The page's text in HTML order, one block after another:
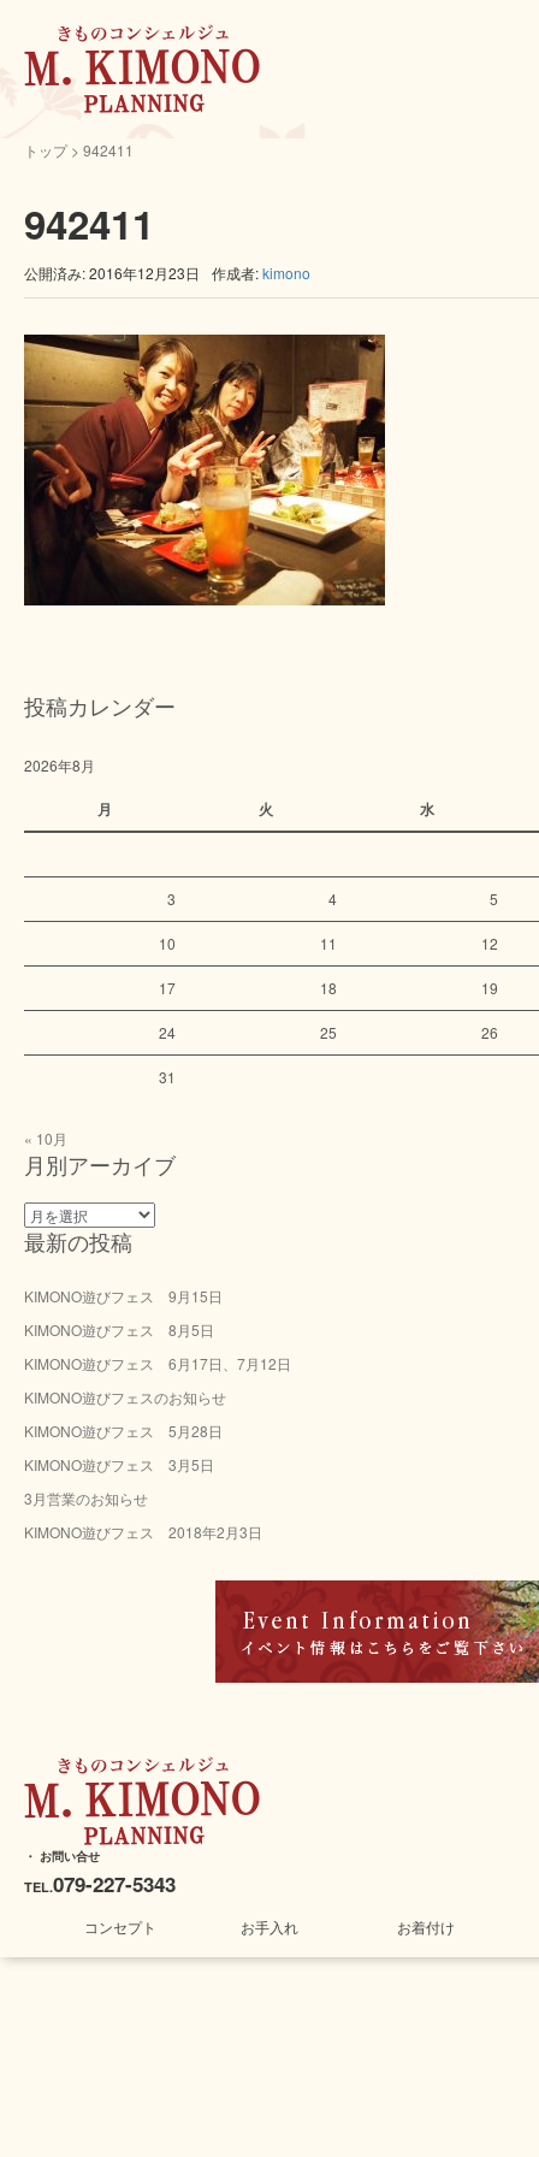
トップ> 942411
942411
公開済み: 2016年12月23日 作成者:kimono
投稿カレンダー
2026年8月
月 火 水
3 4 5
10 11 12
17 18 19
24 25 26
31
« 10月
月別アーカイブ
月
別
カ
イ
ブ
最新の投稿
KIMONO遊びフェス 9月15日
KIMONO遊びフェス 8月5日
KIMONO遊びフェス 6月17日、7月12日
KIMONO遊びフェスのお知らせ
KIMONO遊びフェス 5月28日
KIMONO遊びフェス 3月5日
3月営業のお知らせ
KIMONO遊びフェス 2018年2月3日
・ お問い合せ
TEL.079-227-5343
コンセプト お手入れ お着付け